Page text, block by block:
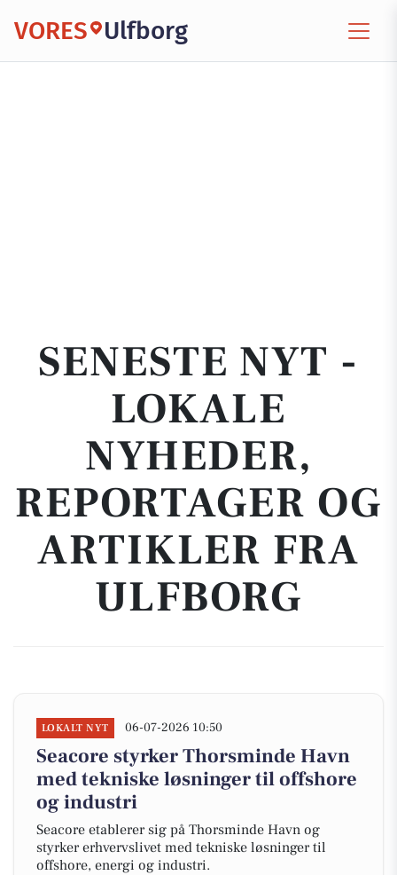
VORES Ulfborg
SENESTE NYT -
LOKALE
NYHEDER,
REPORTAGER OG
ARTIKLER FRA
ULFBORG
LOKALT NYT 06-07-2026 10:50
Seacore styrker Thorsminde Havn
med tekniske løsninger til offshore
og industri
Seacore etablerer sig på Thorsminde Havn og
styrker erhvervslivet med tekniske løsninger til
offshore, energi og industri.